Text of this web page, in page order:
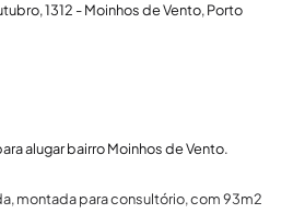
1312 - Moinhos de Vento, Porto
alugar bairro Moinhos de Vento.
montada para consultório, com 93m2